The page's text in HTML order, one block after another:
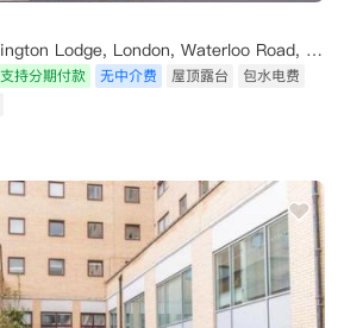
Unite Students - Wellington Lodge, London, Waterloo Road, London, UK
支持分期付款 无中介费 屋顶露台
包水电费